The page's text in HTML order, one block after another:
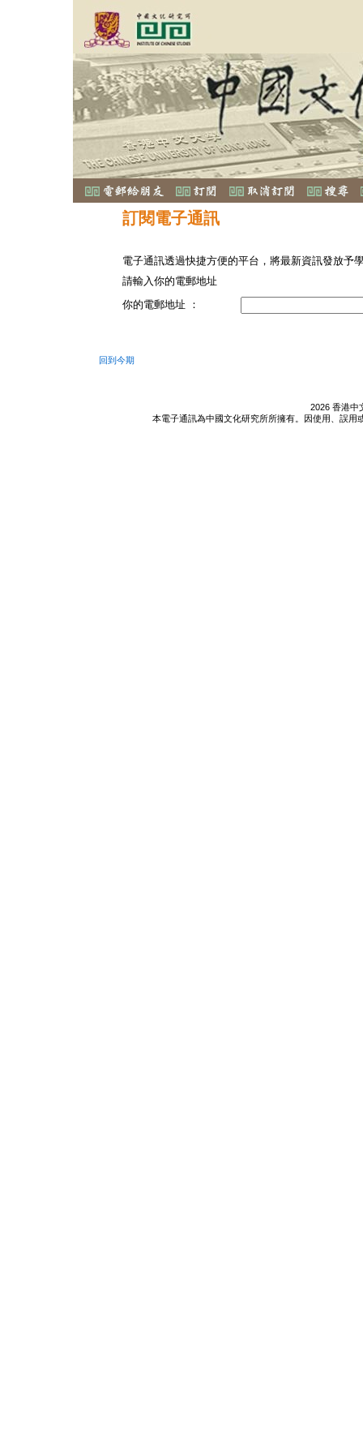
訂閱電子通訊
電子通訊透過快捷方便的平台，將最新資訊發放予
請輸入你的電郵地址
你的電郵地址 ：
回到今期
2026 香港中
本電子通訊為中國文化研究所所擁有。因使用、誤